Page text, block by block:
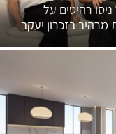
רהיטים על
בזכרון יעקב